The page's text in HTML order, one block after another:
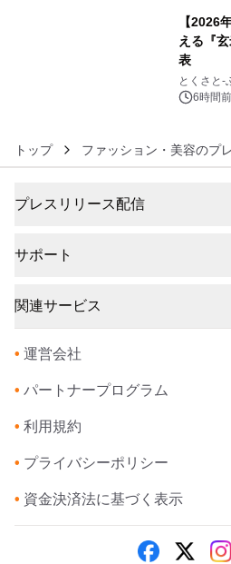
【2026
える『
表
とくさと-
6時間前
トップ ファッション・美容のプ
プレスリリース配信
サポート
関連サービス
• 運営会社
• パートナープログラム
• 利用規約
• プライバシーポリシー
• 資金決済法に基づく表示